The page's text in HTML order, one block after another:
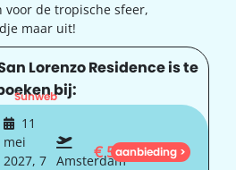
voor de tropische sfeer,
maar uit!
Lorenzo Residence is te
bij:
Sunweb
11
mei
2027, 7 Amsterdam
€579
aanbieding >